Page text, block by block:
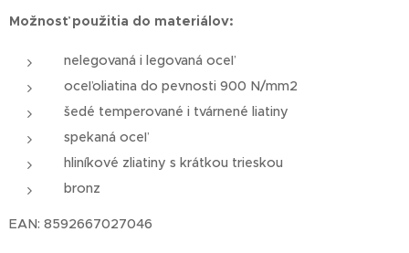
Možnosťpoužitia do materiálov:
nelegovaná i legovaná oceľ
oceľoliatina do pevnosti 900 N/mm2
šedé temperované i tvárnené liatiny
spekaná oceľ
hliníkové zliatiny s krátkou trieskou
bronz
EAN: 8592667027046